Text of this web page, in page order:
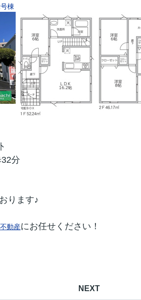
棟
分
ります♪
動産にお任せください！
NEXT